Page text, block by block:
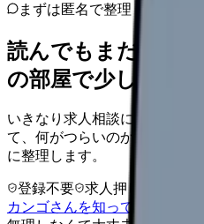
まずは匿名で整理
読んでもまだ苦し
の部屋で少し話して
いきなり求人相談には進みま
て、何がつらいのか、辞める
に整理します。
登録不要 求人押し売りなし
カンゴさんを知ってから相談す